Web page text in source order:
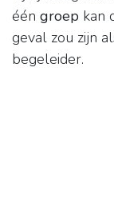
één groep kan
geval zou zijn
begeleider.